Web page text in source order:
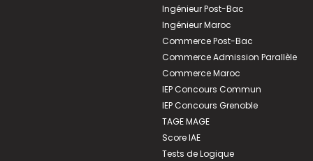
Ingénieur Post-Bac
Ingénieur Maroc
Commerce Post-Bac
Commerce Admission Parallèle
Commerce Maroc
IEP Concours Commun
IEP Concours Grenoble
TAGE MAGE
Score IAE
Tests de Logique